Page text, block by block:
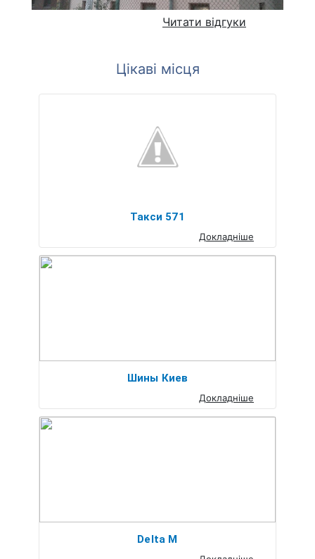
Читати відгуки
Цікаві місця
Такси 571
Докладніше
Шины Киев
Докладніше
Delta M